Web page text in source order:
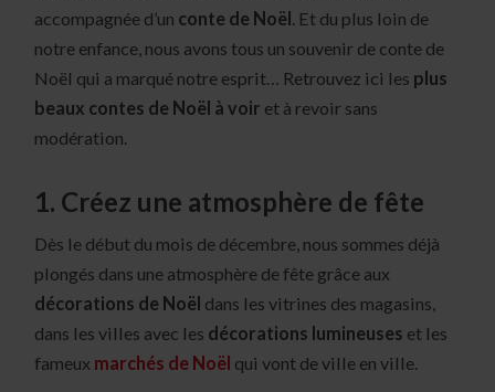
accompagnée d’un conte de Noël . Et du plus loin de
notre enfance, nous avons tous un souvenir de conte de
Noël qui a marqué notre esprit… Retrouvez ici les plus
beaux contes de Noël à voir et à revoir sans
modération.
1. Créez une atmosphère de fête
Dès le début du mois de décembre, nous sommes déjà
plongés dans une atmosphère de fête grâce aux
décorations de Noël dans les vitrines des magasins,
dans les villes avec les décorations lumineuses et les
fameux marchés de Noël qui vont de ville en ville.